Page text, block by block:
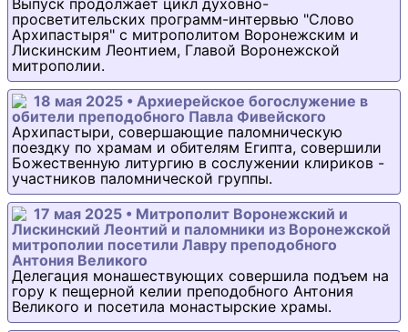
Выпуск продолжает цикл духовно-
просветительских программ-интервью "Слово
Архипастыря" с митрополитом Воронежским и
Лискинским Леонтием, Главой Воронежской
митрополии.
18 мая 2025 • Архиерейское богослужение в
обители преподобного Павла Фивейского
Архипастыри, совершающие паломническую
поездку по храмам и обителям Египта, совершили
Божественную литургию в сослужении клириков -
участников паломнической группы.
17 мая 2025 • Митрополит Воронежский и
Лискинский Леонтий и паломники из Воронежской
митрополии посетили Лавру преподобного
Антония Великого
Делегация монашествующих совершила подъем на
гору к пещерной келии преподобного Антония
Великого и посетила монастырские храмы.